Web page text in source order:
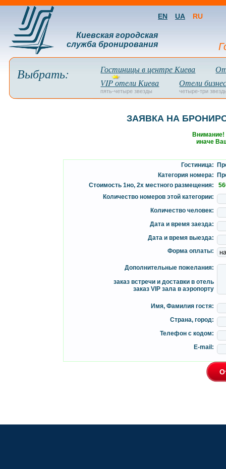
Киевская городская
служба бронирования
EN UA RU
Выбрать: Гостиницы в центре Киева
VIP отели Киева
пять-четыре звезды
Отели
четыре-три
ЗАЯВКА НА
иначе
Гостиница:
Категория номера:
Стоимость 1но, 2х местного размещения:
Количество номеров этой категории:
Количество человек:
Дата и время заезда:
Дата и время выезда:
Форма оплаты:
Дополнительные пожелания:
заказ встречи и доставки в отель
заказ VIP зала в аэропорту
Имя, Фамилия гостя:
Страна, город:
Телефон с кодом:
E-mail: